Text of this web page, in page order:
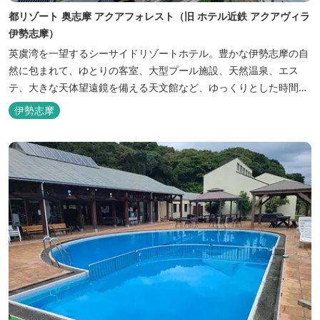
都リゾート 奥志摩 アクアフォレスト（旧 ホテル近鉄 アクアヴィラ
伊勢志摩）
英虞湾を一望するシーサイドリゾートホテル。豊かな伊勢志摩の自
然に包まれて、ゆとりの客室、大型プール施設、天然温泉、エス
テ、大きな天体望遠鏡を備える天文館など、ゆっくりとした時間を
楽しみながら過ごすことができます。 屋内プール：通年 屋外プー
ル：2025年7月19日（土）～8月31日（日）
伊勢志摩